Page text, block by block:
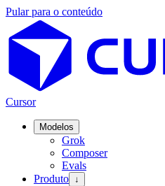
Pular para o conteúdo
Cursor
Modelos
Grok
Composer
Evals
Produto ↓